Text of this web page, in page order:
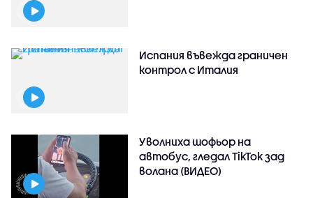
Испания въвежда граничен
контрол с Италия
Уволниха шофьор на
автобус, гледал TikTok зад
волана (ВИДЕО)